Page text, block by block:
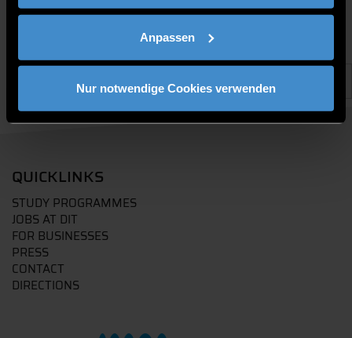
Anpassen
Nur notwendige Cookies verwenden
QUICKLINKS
STUDY PROGRAMMES
JOBS AT DIT
FOR BUSINESSES
PRESS
CONTACT
DIRECTIONS